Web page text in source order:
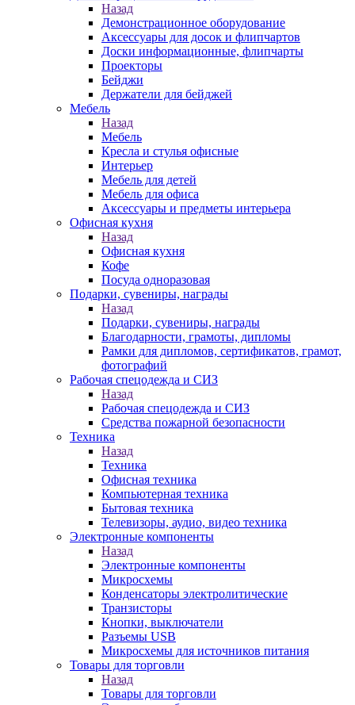
Назад
Демонстрационное оборудование
Аксессуары для досок и флипчартов
Доски информационные, флипчарты
Проекторы
Бейджи
Держатели для бейджей
Мебель
Назад
Мебель
Кресла и стулья офисные
Интерьер
Мебель для детей
Мебель для офиса
Аксессуары и предметы интерьера
Офисная кухня
Назад
Офисная кухня
Кофе
Посуда одноразовая
Подарки, сувениры, награды
Назад
Подарки, сувениры, награды
Благодарности, грамоты, дипломы
Рамки для дипломов, сертификатов, грамот,
фотографий
Рабочая спецодежда и СИЗ
Назад
Рабочая спецодежда и СИЗ
Средства пожарной безопасности
Техника
Назад
Техника
Офисная техника
Компьютерная техника
Бытовая техника
Телевизоры, аудио, видео техника
Электронные компоненты
Назад
Электронные компоненты
Микросхемы
Конденсаторы электролитические
Транзисторы
Кнопки, выключатели
Разъемы USB
Микросхемы для источников питания
Товары для торговли
Назад
Товары для торговли